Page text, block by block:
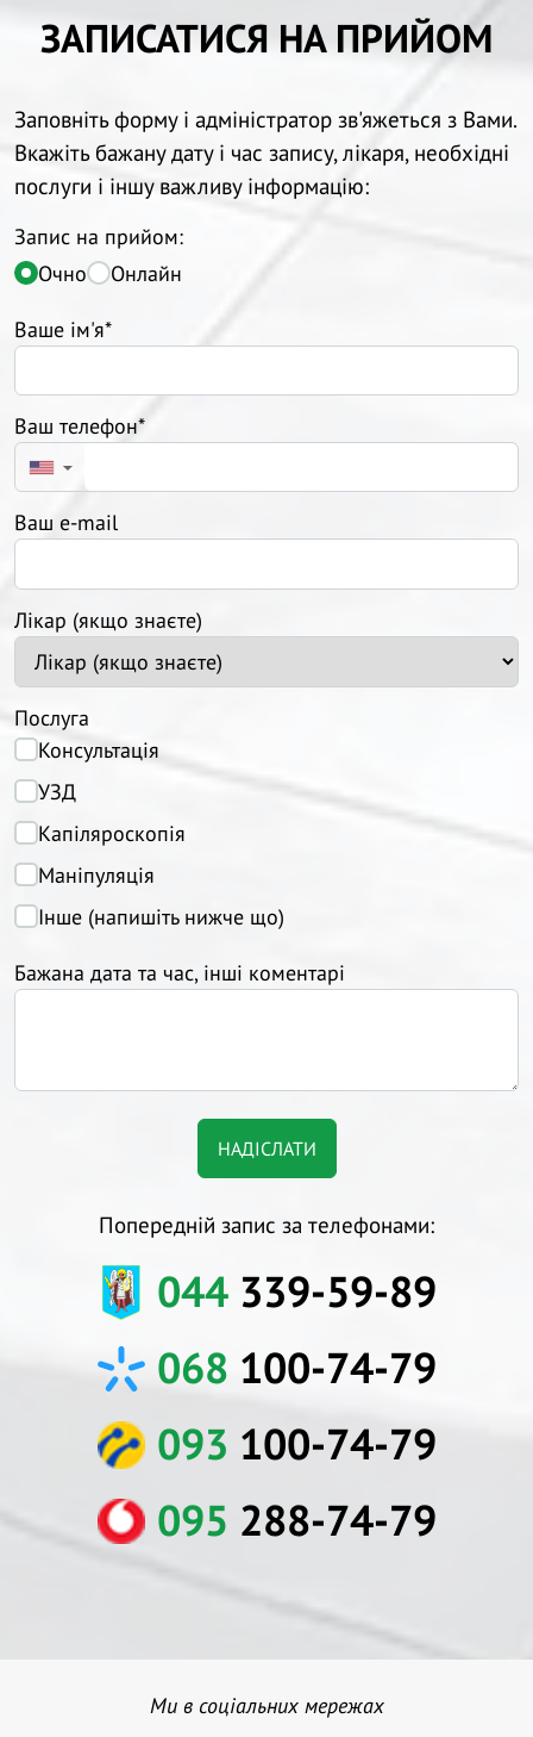
ЗАПИСАТИСЯ НА ПРИЙОМ
Заповніть форму і адміністратор зв'яжеться з Вами.
Вкажіть бажану дату і час запису, лікаря, необхідні
послуги і іншу важливу інформацію:
Запис на прийом:
Очно
Онлайн
Ваше ім'я*
Ваш телефон*
▼
Ваш e-mail
Лікар (якщо знаєте)
Послуга
Консультація
УЗД
Капіляроскопія
Маніпуляція
Інше (напишіть нижче що)
Бажана дата та час, інші коментарі
Попередній запис за телефонами:
044339-59-89
068 100-74-79
093 100-74-79
095 288-74-79
Ми в соціальних мережах